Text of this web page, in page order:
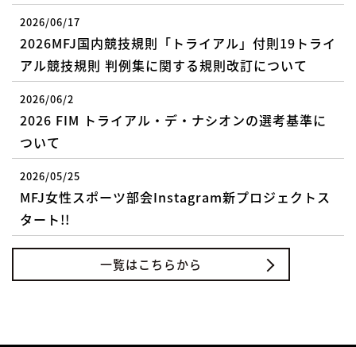
2026/06/17
2026MFJ国内競技規則「トライアル」付則19トライ
アル競技規則 判例集に関する規則改訂について
2026/06/2
2026 FIM トライアル・デ・ナシオンの選考基準に
ついて
2026/05/25
MFJ女性スポーツ部会Instagram新プロジェクトス
タート!!
一覧はこちらから